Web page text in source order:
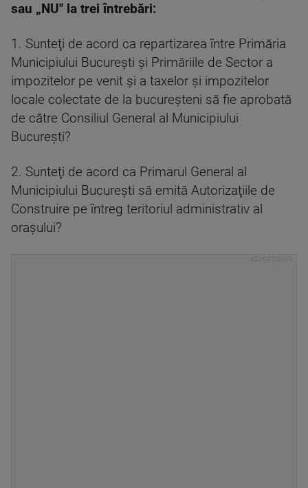
sau „NU" la trei întrebări:
1. ⁠Sunteţi de acord ca repartizarea între Primăria
Municipiului Bucureşti şi Primăriile de Sector a
impozitelor pe venit şi a taxelor şi impozitelor
locale colectate de la bucureşteni să fie aprobată
de către Consiliul General al Municipiului
Bucureşti? ⁠
2. Sunteţi de acord ca Primarul General al
Municipiului Bucureşti să emită Autorizaţiile de
Construire pe întreg teritoriul administrativ al
oraşului?